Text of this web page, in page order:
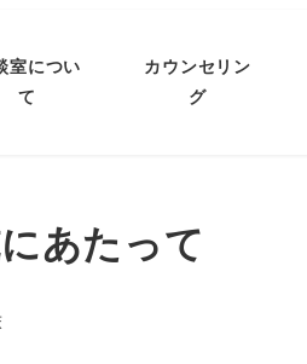
室につい
て
カウンセリン
グ
あたって